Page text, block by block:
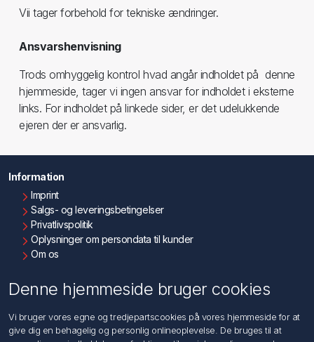
Vii tager forbehold for tekniske ændringer.
Ansvarshenvisning
Trods omhyggelig kontrol hvad angår indholdet på denne
hjemmeside, tager vi ingen ansvar for indholdet i eksterne
links. For indholdet på linkede sider, er det udelukkende
ejeren der er ansvarlig.
Information
Imprint
Salgs- og leveringsbetingelser
Privatlivspolitik
Oplysninger om persondata til kunder
Om os
Søg
Denne hjemmeside bruger cookies
Vi bruger vores egne og tredjepartscookies på vores hjemmeside for at
give dig en behagelig og personlig onlineoplevelse. De bruges til at